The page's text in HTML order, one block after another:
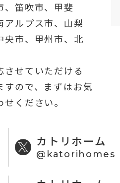
、笛吹市、甲斐
アルプス市、山梨
央市、甲州市、北
させていただける
すので、まずはお気
ください。
カトリホーム
@katorihomes